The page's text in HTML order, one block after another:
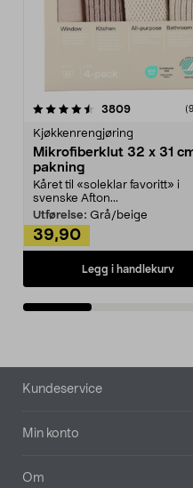
3809anmeldelser
Kjøkkenrengjøring
Mikrofiberklut 32 x 31
pakning
Kåret til «soleklar favoritt» i
svenske Afton...
Utførelse: Grå/beige
39,90
Legg i handlekurv
4.5av 5 stjerner
Bunntekst
Kundeservice
Min konto
Om